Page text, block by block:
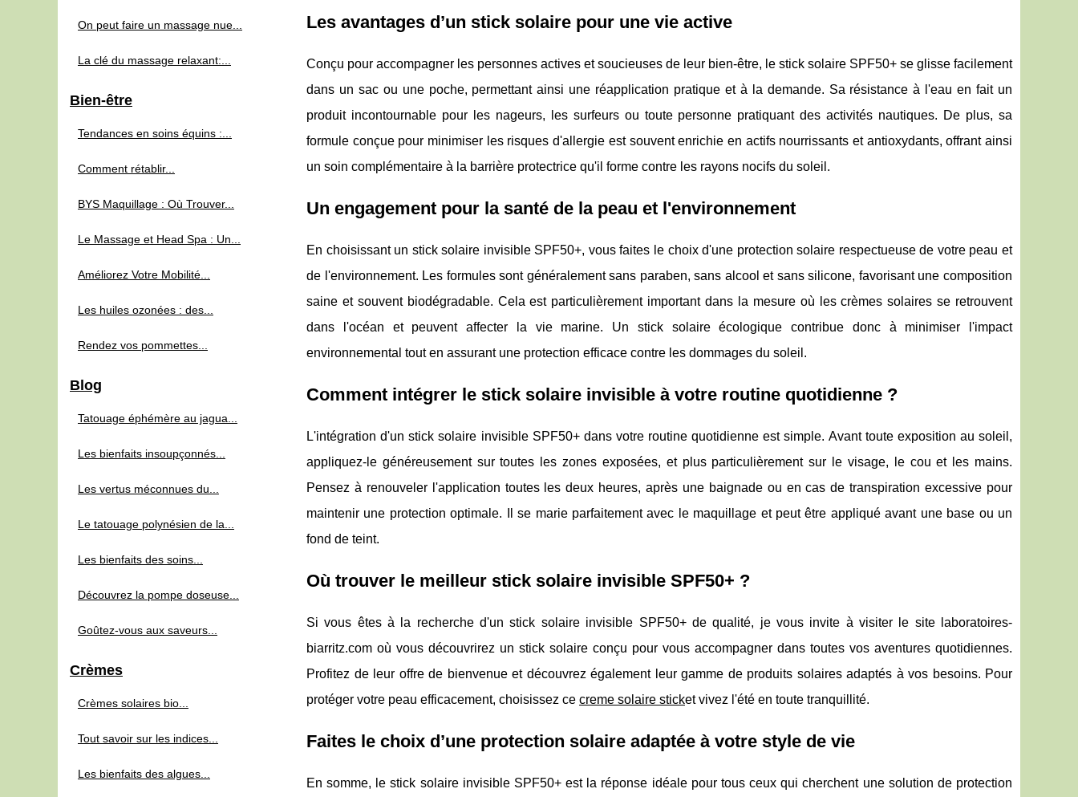
Les avantages d’un stick solaire pour une vie active
Conçu pour accompagner les personnes actives et soucieuses de leur bien-être, le stick solaire SPF50+ se glisse facilement
dans un sac ou une poche, permettant ainsi une réapplication pratique et à la demande. Sa résistance à l'eau en fait un
produit incontournable pour les nageurs, les surfeurs ou toute personne pratiquant des activités nautiques. De plus, sa
formule conçue pour minimiser les risques d'allergie est souvent enrichie en actifs nourrissants et antioxydants, offrant ainsi
un soin complémentaire à la barrière protectrice qu'il forme contre les rayons nocifs du soleil.
Un engagement pour la santé de la peau et l'environnement
En choisissant un stick solaire invisible SPF50+, vous faites le choix d'une protection solaire respectueuse de votre peau et
de l'environnement. Les formules sont généralement sans paraben, sans alcool et sans silicone, favorisant une composition
saine et souvent biodégradable. Cela est particulièrement important dans la mesure où les crèmes solaires se retrouvent
dans l'océan et peuvent affecter la vie marine. Un stick solaire écologique contribue donc à minimiser l'impact
environnemental tout en assurant une protection efficace contre les dommages du soleil.
Comment intégrer le stick solaire invisible à votre routine quotidienne ?
L'intégration d'un stick solaire invisible SPF50+ dans votre routine quotidienne est simple. Avant toute exposition au soleil,
appliquez-le généreusement sur toutes les zones exposées, et plus particulièrement sur le visage, le cou et les mains.
Pensez à renouveler l'application toutes les deux heures, après une baignade ou en cas de transpiration excessive pour
maintenir une protection optimale. Il se marie parfaitement avec le maquillage et peut être appliqué avant une base ou un
fond de teint.
Où trouver le meilleur stick solaire invisible SPF50+ ?
Si vous êtes à la recherche d'un stick solaire invisible SPF50+ de qualité, je vous invite à visiter le site laboratoires-
biarritz.com où vous découvrirez un stick solaire conçu pour vous accompagner dans toutes vos aventures quotidiennes.
Profitez de leur offre de bienvenue et découvrez également leur gamme de produits solaires adaptés à vos besoins. Pour
protéger votre peau efficacement, choisissez ce creme solaire sticket vivez l'été en toute tranquillité.
Faites le choix d’une protection solaire adaptée à votre style de vie
En somme, le stick solaire invisible SPF50+ est la réponse idéale pour tous ceux qui cherchent une solution de protection
On peut faire un massage nue...
La clé du massage relaxant:...
Bien-être
Tendances en soins équins :...
Comment rétablir...
BYS Maquillage : Où Trouver...
Le Massage et Head Spa : Un...
Améliorez Votre Mobilité...
Les huiles ozonées : des...
Rendez vos pommettes...
Blog
Tatouage éphémère au jagua...
Les bienfaits insoupçonnés...
Les vertus méconnues du...
Le tatouage polynésien de la...
Les bienfaits des soins...
Découvrez la pompe doseuse...
Goûtez-vous aux saveurs...
Crèmes
Crèmes solaires bio...
Tout savoir sur les indices...
Les bienfaits des algues...